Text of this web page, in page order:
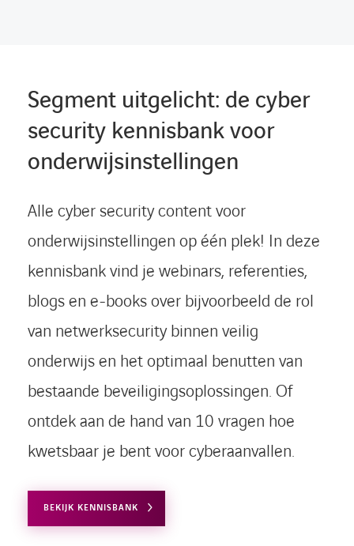
Segment uitgelicht: de cyber
security kennisbank voor
onderwijsinstellingen
Alle cyber security content voor
onderwijsinstellingen op één plek! In deze
kennisbank vind je webinars, referenties,
blogs en e-books over bijvoorbeeld de rol
van netwerksecurity binnen veilig
onderwijs en het optimaal benutten van
bestaande beveiligingsoplossingen. Of
ontdek aan de hand van 10 vragen hoe
kwetsbaar je bent voor cyberaanvallen.
BEKIJK KENNISBANK